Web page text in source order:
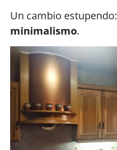
Un cambio estupendo:
minimalismo.